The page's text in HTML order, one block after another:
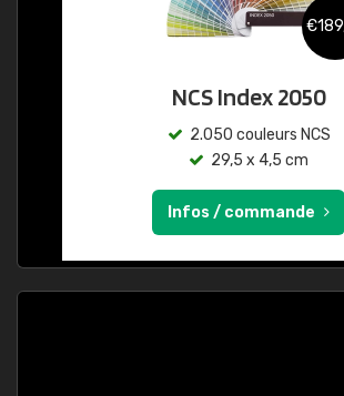
NCS Index 2050
2.050 couleurs NCS
29,5 x 4,5 cm
Infos / commande